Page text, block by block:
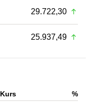
29.722,30
25.937,49
Kurs
%